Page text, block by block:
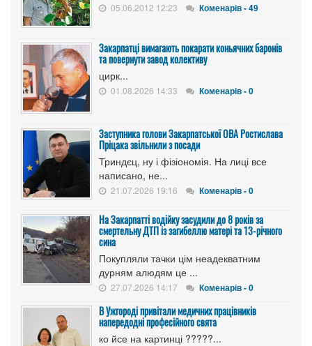
05.06.2012 12:23 Коменарів - 49
Закарпатці вимагають покарати коньячних баронів
та повернути завод колективу
цирк...
01.08.2026 14:33 Коменарів - 0
Заступника голови Закарпатської ОВА Ростислава
Пріцака звільнили з посади
Триндєц, ну і фізіономія. На лиці все
написано, не...
21.07.2026 19:16 Коменарів - 0
На Закарпатті водійку засудили до 8 років за
смертельну ДТП із загибеллю матері та 13-річного
сина
Покупляли тачки цім неадекватним
дурням алюдям це ...
27.07.2026 14:17 Коменарів - 0
В Ужгороді привітали медичних працівників
напередодні професійного свята
ко йсе на картинці ?????...